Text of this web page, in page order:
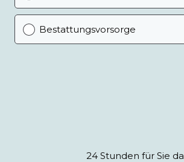
Bestattungsvorsorge
24 Stunden für Sie da